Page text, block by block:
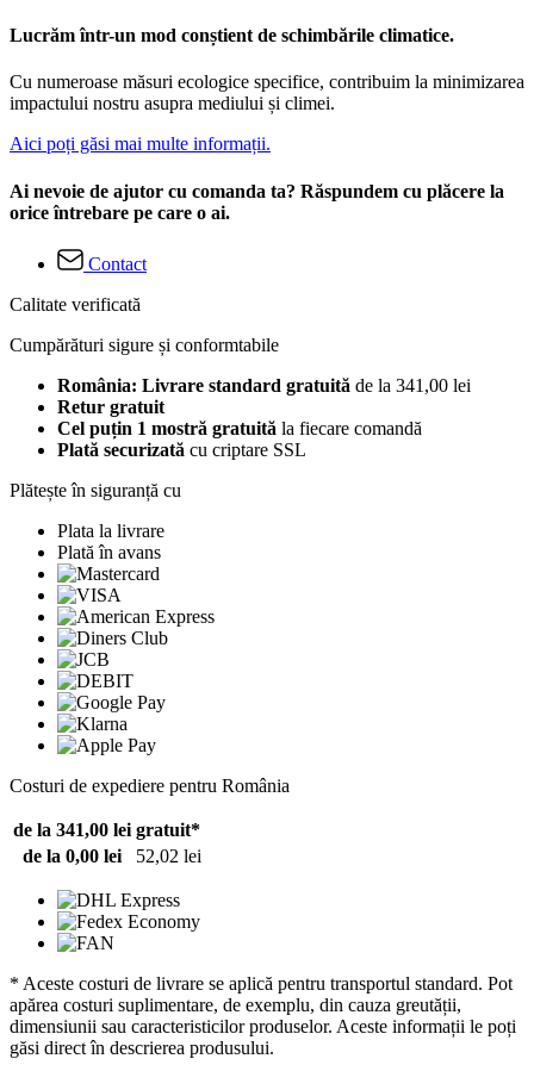
Lucrăm într-un mod conștient de schimbările climatice.
Cu numeroase măsuri ecologice specifice, contribuim la minimizarea
impactului nostru asupra mediului și climei.
Aici poți găsi mai multe informații.
Ai nevoie de ajutor cu comanda ta? Răspundem cu plăcere la
orice întrebare pe care o ai.
Contact
Calitate verificată
Cumpărături sigure și conformtabile
România: Livrare standard gratuită de la 341,00 lei
Retur gratuit
Cel puțin 1 mostră gratuită la fiecare comandă
Plată securizată cu criptare SSL
Plătește în siguranță cu
Plata la livrare
Plată în avans
Costuri de expediere pentru România
de la 341,00 lei gratuit*
de la 0,00 lei
52,02 lei
* Aceste costuri de livrare se aplică pentru transportul standard. Pot
apărea costuri suplimentare, de exemplu, din cauza greutății,
dimensiunii sau caracteristicilor produselor. Aceste informații le poți
găsi direct în descrierea produsului.